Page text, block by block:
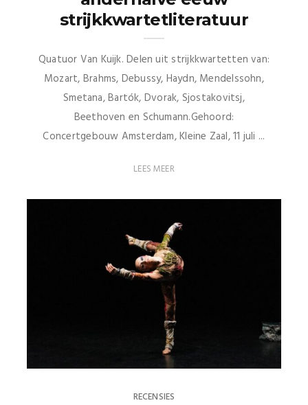
strijkkwartetliteratuur
Quatuor Van Kuijk. Delen uit strijkkwartetten van:
Mozart, Brahms, Debussy, Haydn, Mendelssohn,
Smetana, Bartók, Dvorak, Sjostakovitsj,
Beethoven en Schumann.Gehoord:
Concertgebouw Amsterdam, Kleine Zaal, 11 juli ...
LEES MEER
RECENSIES